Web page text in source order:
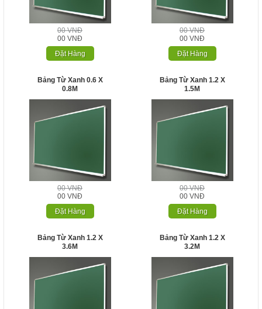
00 VNĐ
00 VNĐ
Đặt Hàng
00 VNĐ
00 VNĐ
Đặt Hàng
Bảng Từ Xanh 0.6 X
0.8M
00 VNĐ
00 VNĐ
Đặt Hàng
Bảng Từ Xanh 1.2 X
1.5M
00 VNĐ
00 VNĐ
Đặt Hàng
Bảng Từ Xanh 1.2 X
3.6M
Bảng Từ Xanh 1.2 X
3.2M